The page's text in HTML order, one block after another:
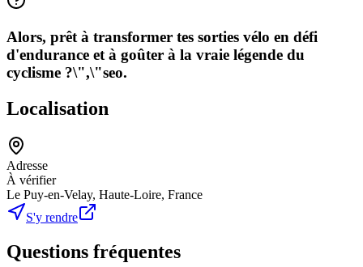
Alors, prêt à transformer tes sorties vélo en défi
d'endurance et à goûter à la vraie légende du
cyclisme ?\",\"seo.
Localisation
Adresse
À vérifier
Le Puy-en-Velay, Haute-Loire, France
S'y rendre
Questions fréquentes